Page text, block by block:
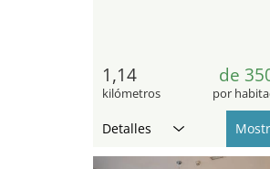
1,14
kilómetros
de
por
Detalles